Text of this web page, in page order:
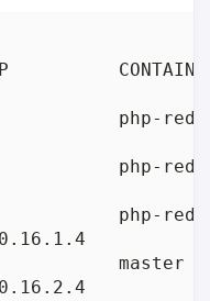
10.16.1.4
master
10.16.2.4